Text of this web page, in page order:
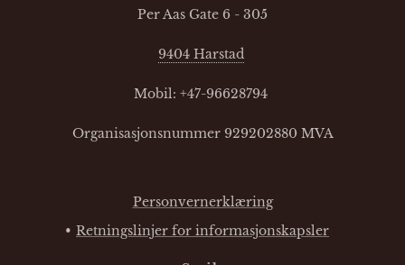
Per Aas Gate 6 - 305
9404 Harstad
Mobil: +47-96628794
Organisasjonsnummer 929202880 MVA
Personvernerklæring
Retningslinjer for informasjonskapsler